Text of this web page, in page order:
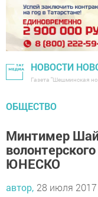
НОВОСТИ
Газета "Шешминская
ОБЩЕСТВО
Минтимер
ЮНЕСКО
автор, 28 июля 2017